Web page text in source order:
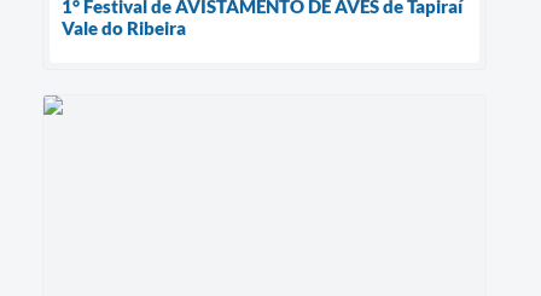
1° Festival de AVISTAMENTO DE AVES de Tapiraí
Vale do Ribeira